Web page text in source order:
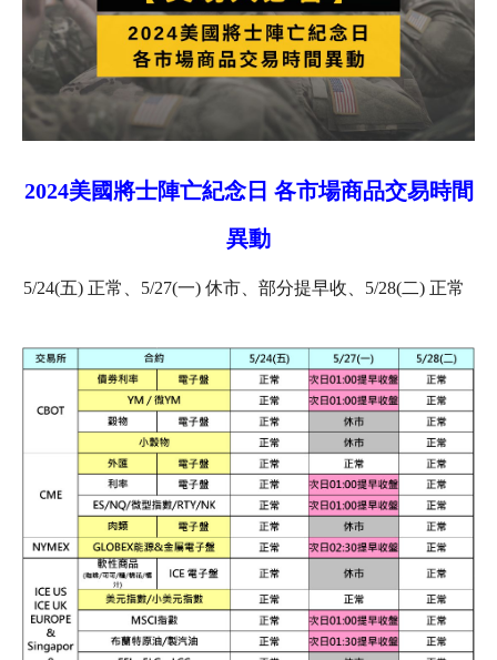
2024美國將士陣亡紀念日 各市場商品交易時間
異動
5/24(五) 正常、5/27(一) 休市、部分提早收、5/28(二) 正常